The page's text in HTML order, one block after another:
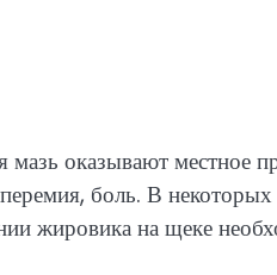
оказывают местное
боль. В
жировика на щеке